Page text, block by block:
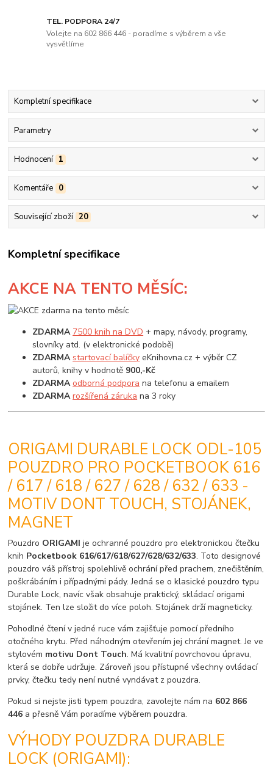
TEL. PODPORA 24/7
Volejte na 602 866 446 - poradíme s výběrem a vše
vysvětlíme
Kompletní specifikace
Parametry
Hodnocení 1
Komentáře 0
Související zboží 20
Kompletní specifikace
AKCE NA TENTO MĚSÍC:
ZDARMA 7500 knih na DVD + mapy, návody, programy,
slovníky atd. (v elektronické podobě)
ZDARMA startovací balíčky eKnihovna.cz + výběr CZ
autorů, knihy v hodnotě 900,-Kč
ZDARMA odborná podpora na telefonu a emailem
ZDARMA rozšířená záruka na 3 roky
ORIGAMI DURABLE LOCK ODL-105
POUZDRO PRO POCKETBOOK 616
/ 617 / 618 / 627 / 628 / 632 / 633 -
MOTIV DONT TOUCH, STOJÁNEK,
MAGNET
Pouzdro ORIGAMIje ochranné pouzdro pro elektronickou čtečku
knih Pocketbook 616/617/618/627/628/632/633. Toto designové
pouzdro váš přístroj spolehlivě ochrání před prachem, znečištěním,
poškrábáním i případnými pády. Jedná se o klasické pouzdro typu
Durable Lock, navíc však obsahuje praktický, skládací origami
stojánek. Ten lze složit do více poloh. Stojánek drží magneticky.
Pohodlné čtení v jedné ruce vám zajišťuje pomocí předního
otočného krytu. Před náhodným otevřením jej chrání magnet. Je ve
stylovém motivu Dont Touch. Má kvalitní povrchovou úpravu,
která se dobře udržuje. Zároveň jsou přístupné všechny ovládací
prvky, čtečku tedy není nutné vyndávat z pouzdra.
Pokud si nejste jisti typem pouzdra, zavolejte nám na 602 866
446 a přesně Vám poradíme výběrem pouzdra.
VÝHODY POUZDRA DURABLE
LOCK (ORIGAMI):